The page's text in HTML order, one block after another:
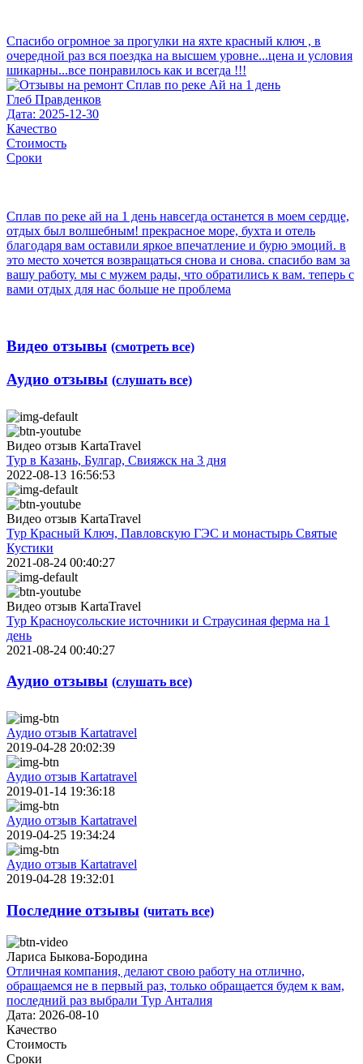
Спасибо огромное за прогулки на яхте красный ключ , в
очередной раз вся поездка на высшем уровне...цена и условия
шикарны...все понравилось как и всегда !!!
Глеб Правденков
Дата: 2025-12-30
Качество
Стоимость
Сроки
Сплав по реке ай на 1 день навсегда останется в моем сердце,
отдых был волшебным! прекрасное море, бухта и отель
благодаря вам оставили яркое впечатление и бурю эмоций. в
это место хочется возвращаться снова и снова. спасибо вам за
вашу работу. мы с мужем рады, что обратились к вам. теперь с
вами отдых для нас больше не проблема
Видео отзывы (смотреть все)
Аудио отзывы (слушать все)
Видео отзыв KartaTravel
Тур в Казань, Булгар, Свияжск на 3 дня
2022-08-13 16:56:53
Видео отзыв KartaTravel
Тур Красный Ключ, Павловскую ГЭС и монастырь Святые
Кустики
2021-08-24 00:40:27
Видео отзыв KartaTravel
Тур Красноусольские источники и Страусиная ферма на 1
день
2021-08-24 00:40:27
Аудио отзывы (слушать все)
Аудио отзыв Kartatravel
2019-04-28 20:02:39
Аудио отзыв Kartatravel
2019-01-14 19:36:18
Аудио отзыв Kartatravel
2019-04-25 19:34:24
Аудио отзыв Kartatravel
2019-04-28 19:32:01
Последние отзывы (читать все)
Лариса Быкова-Бородина
Отличная компания, делают свою работу на отлично,
обращаемся не в первый раз, только обращается будем к вам,
последний раз выбрали Тур Анталия
Дата: 2026-08-10
Качество
Стоимость
Сроки